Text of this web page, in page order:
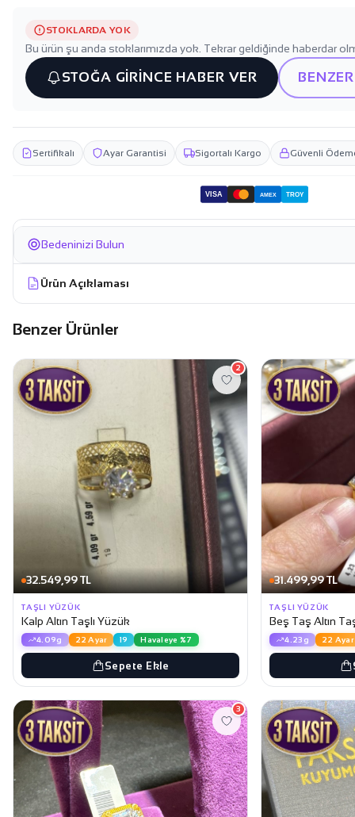
STOKLARDA YOK
Bu ürün şu anda stoklarımızda yok. Tekrar geldiğinde haberdar
STOĞA GİRİNCE HABER VER
Sertifikalı Ayar Garantisi Sigortalı Kargo Güvenli
VISA AMEX TROY
Bedeninizi Bulun
Ürün Açıklaması
Benzer Ürünler
32.549,99 TL
2
TAŞLI YÜZÜK
Kalp Altın Taşlı Yüzük
4.09g 22 Ayar 19 Havaleye %7
Sepete Ekle
31.499,99 TL
TAŞLI YÜZÜK
Beş Taş Altın
4.23g 22 Ayar
3